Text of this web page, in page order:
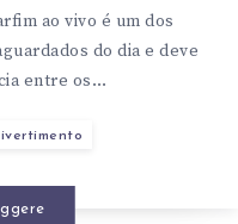
ao vivo é um dos
do dia e deve
entre os…